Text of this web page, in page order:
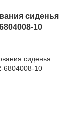
сиденья
10